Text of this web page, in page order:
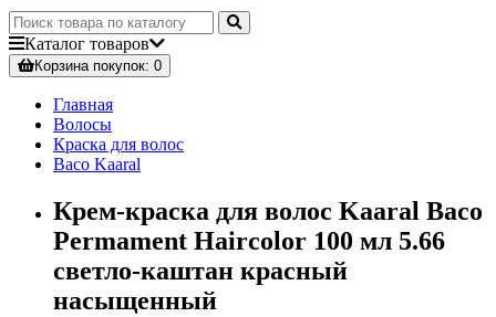
Каталог товаров
Корзинапокупок: 0
Главная
Волосы
Краска для волос
Baco Kaaral
Крем-краска для волос Kaaral Baco
Permament Haircolor 100 мл 5.66
светло-каштан красный
насыщенный